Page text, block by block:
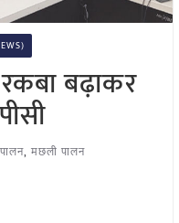
बढ़ाकर
, मछली पालन